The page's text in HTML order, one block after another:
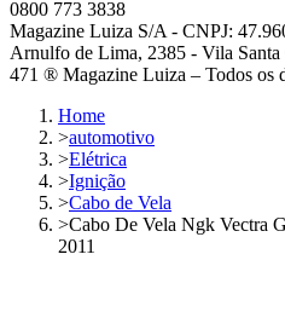
0800 773 3838
Magazine Luiza S/A - CNPJ:
Arnulfo de Lima, 2385 - Vila Santa
471 ® Magazine Luiza – Todos os
Home
>automotivo
>Elétrica
>Ignição
>Cabo de Vela
>Cabo De Vela Ngk Vectra
2011